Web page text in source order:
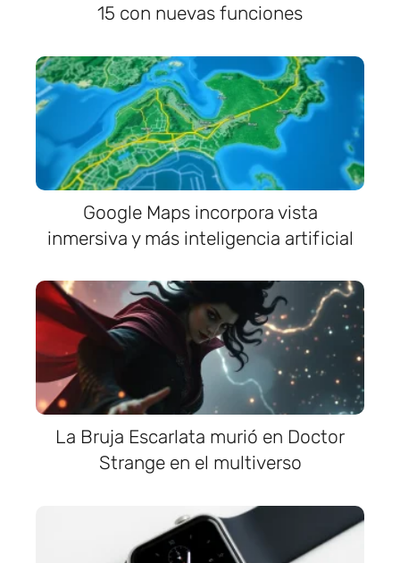
15 con nuevas funciones
Google Maps incorpora vista
inmersiva y más inteligencia artificial
La Bruja Escarlata murió en Doctor
Strange en el multiverso